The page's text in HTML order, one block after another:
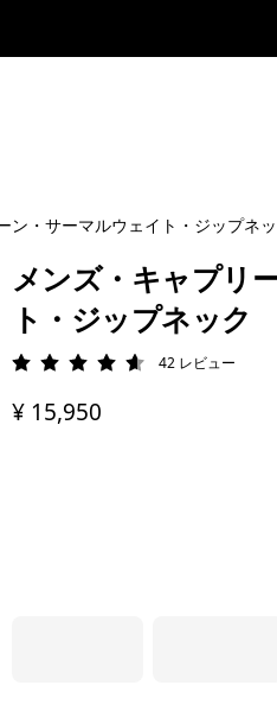
ン・サーマルウェイト・ジップネ
メンズ・キャプリ
ト・ジップネック
評価: 4.6 / 5
42 レビュー
¥ 15,950